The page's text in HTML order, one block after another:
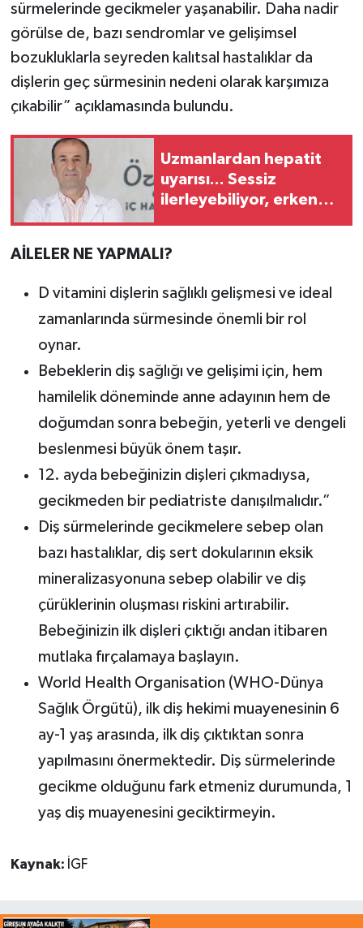
sürmelerinde gecikmeler yaşanabilir. Daha nadir
görülse de, bazı sendromlar ve gelişimsel
bozukluklarla seyreden kalıtsal hastalıklar da
dişlerin geç sürmesinin nedeni olarak karşımıza
çıkabilir” açıklamasında bulundu.
Uzmanlardan hepatit
uyarısı... Sessiz
ilerleyebiliyor, erken
AİLELER NE YAPMALI?
D vitamini dişlerin sağlıklı gelişmesi ve ideal
zamanlarında sürmesinde önemli bir rol
oynar.
Bebeklerin diş sağlığı ve gelişimi için, hem
hamilelik döneminde anne adayının hem de
doğumdan sonra bebeğin, yeterli ve dengeli
beslenmesi büyük önem taşır.
12. ayda bebeğinizin dişleri çıkmadıysa,
gecikmeden bir pediatriste danışılmalıdır.”
Diş sürmelerinde gecikmelere sebep olan
bazı hastalıklar, diş sert dokularının eksik
mineralizasyonuna sebep olabilir ve diş
çürüklerinin oluşması riskini artırabilir.
Bebeğinizin ilk dişleri çıktığı andan itibaren
mutlaka fırçalamaya başlayın.
World Health Organisation (WHO-Dünya
Sağlık Örgütü), ilk diş hekimi muayenesinin 6
ay-1 yaş arasında, ilk diş çıktıktan sonra
yapılmasını önermektedir. Diş sürmelerinde
gecikme olduğunu fark etmeniz durumunda, 1
yaş diş muayenesini geciktirmeyin.
Kaynak: İGF